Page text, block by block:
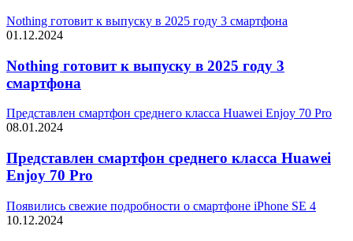
Nothing готовит к выпуску в 2025 году 3 смартфона
01.12.2024
Nothing готовит к выпуску в 2025 году 3
смартфона
Представлен смартфон среднего класса Huawei Enjoy 70 Pro
08.01.2024
Представлен смартфон среднего класса Huawei
Enjoy 70 Pro
Появились свежие подробности о смартфоне iPhone SE 4
10.12.2024